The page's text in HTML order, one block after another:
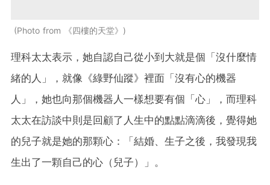
Photo from 《四樓的天堂》
理科太太表示，她自認自己從小到大就是個「沒什麼情
緒的人」，就像《綠野仙蹤》裡面「沒有心的機器
人」，她也向那個機器人一樣想要有個「心」，而理科
太太在訪談中則是回顧了人生中的點點滴滴後，覺得她
的兒子就是她的那顆心：「結婚、生子之後，我發現我
生出了一顆自己的心（兒子）」。